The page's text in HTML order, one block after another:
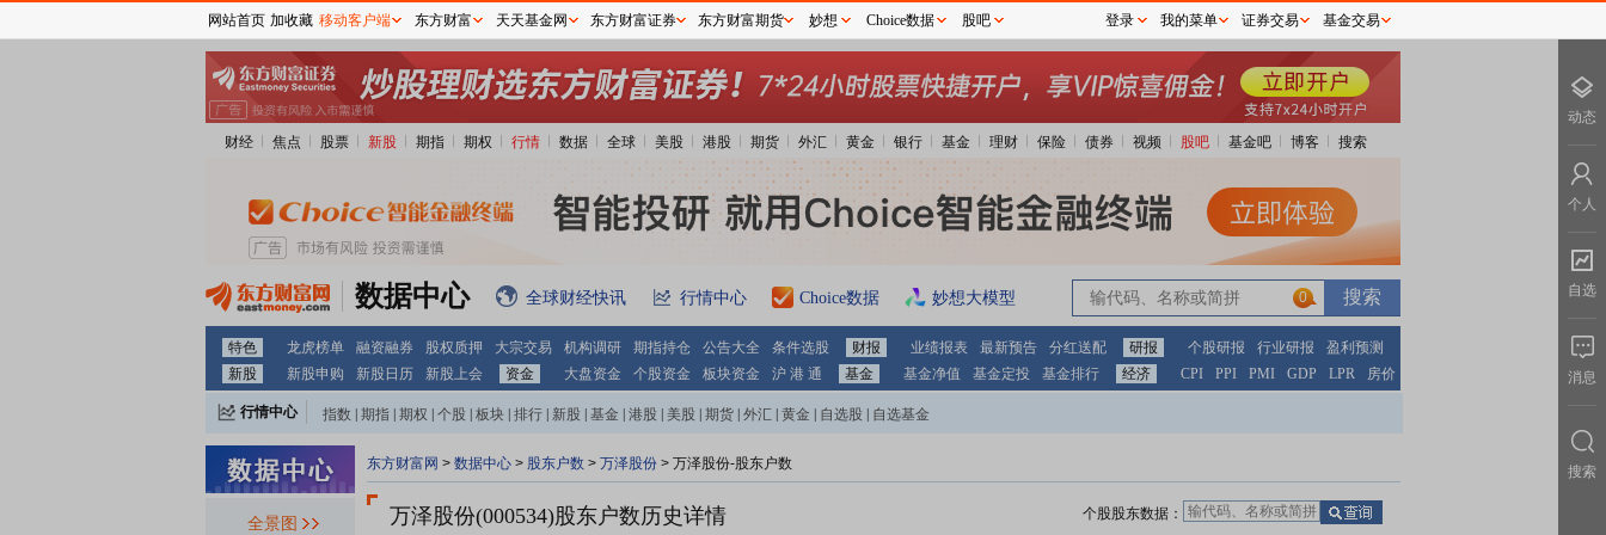
财经 焦点 股票 新股 期指 期权 行情 数据 全球 美股 港股 期货 外汇 黄金 银行 基金 理财 保险 债券 视频 股吧 基金吧 博客 搜索
数据中心 全球财经快讯 行情中心 Choice数据 妙想大模型 0
特色 龙虎榜单 融资融券 股权质押 大宗交易 机构调研 期指持仓 公告大全 条件选股 财报 业绩报表 最新预告 分红送配 研报 个股研报 行业研报
盈利预测
新股
新股申购 新股日历 新股上会 资金 大盘资金 个股资金 板块资金 沪 港 通 基金 基金净值 基金定投 基金排行 经济 CPI PPI PMI GDP LPR 房价
行情中心 指数 期指 期权 个股 板块 排行 新股 基金 港股 美股 期货 外汇 黄金 自选股 自选基金
全景图
东方财富网 > 数据中心 > 股东户数 > 万泽股份 > 万泽股份-股东户数
万泽股份(000534)股东户数历史详情 个股股东数据：
网站首页 加收藏 移动客户端 东方财富 天天基金网 东方财富证券 东方财富期货 妙想 Choice数据 股吧 登录 我的菜单 证券交易 基金交易
动态
个人
自选
消息
搜索